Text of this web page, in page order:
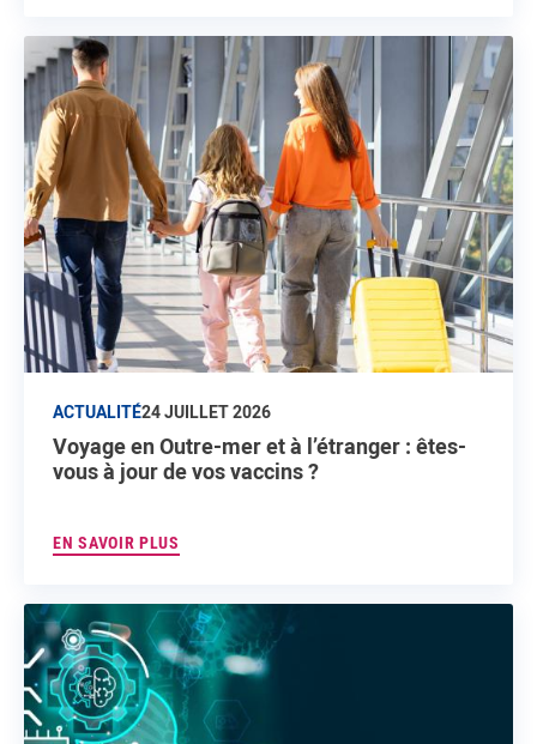
ACTUALITÉ24 JUILLET 2026
Voyage en Outre-mer et à l’étranger : êtes-
vous à jour de vos vaccins ?
EN SAVOIR PLUS